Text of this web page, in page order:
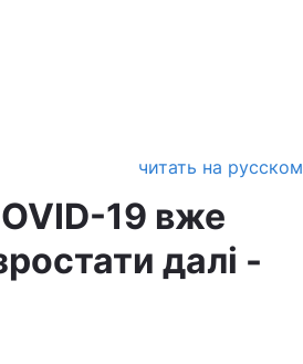
читать на русском
19 вже
далі -